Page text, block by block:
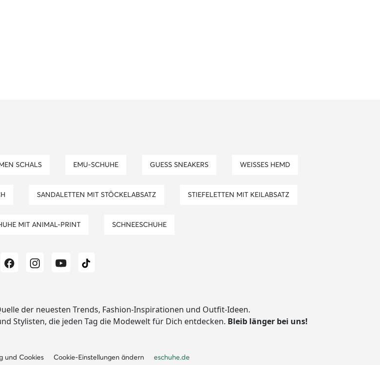
SCHALS EMU-SCHUHE GUESS SNEAKERS WEISSES HEMD
SANDALETTEN MIT STÖCKELABSATZ STIEFELETTEN MIT KEILABSATZ
MIT ANIMAL-PRINT SCHNEESCHUHE
der neuesten Trends, Fashion-Inspirationen und Outfit-Ideen.
Stylisten, die jeden Tag die Modewelt für Dich entdecken. Bleib länger bei uns!
und Cookies Cookie-Einstellungen ändern eschuhe.de